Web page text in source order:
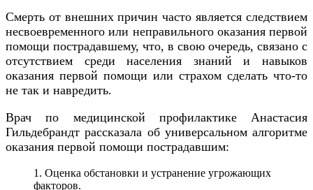
Смерть от внешних причин часто является следствием
несвоевременного или неправильного оказания первой
помощи пострадавшему, что, в свою очередь, связано с
отсутствием среди населения знаний и навыков
оказания первой помощи или страхом сделать что-то
не так и навредить.
Врач по медицинской профилактике Анастасия
Гильдебрандт рассказала об универсальном алгоритме
оказания первой помощи пострадавшим:
Оценка обстановки и устранение угрожающих
факторов.